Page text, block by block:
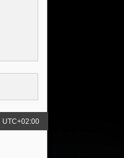
UTC+02:00